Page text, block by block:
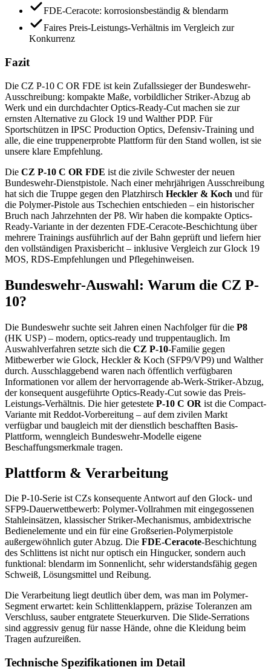
FDE-Ceracote: korrosionsbeständig & blendarm
Faires Preis-Leistungs-Verhältnis im Vergleich zur
Konkurrenz
Fazit
Die CZ P-10 C OR FDE ist kein Zufallssieger der Bundeswehr-
Ausschreibung: kompakte Maße, vorbildlicher Striker-Abzug ab
Werk und ein durchdachter Optics-Ready-Cut machen sie zur
ernsten Alternative zu Glock 19 und Walther PDP. Für
Sportschützen in IPSC Production Optics, Defensiv-Training und
alle, die eine truppenerprobte Plattform für den Stand wollen, ist sie
unsere klare Empfehlung.
Die CZ P-10 C OR FDE ist die zivile Schwester der neuen
Bundeswehr-Dienstpistole. Nach einer mehrjährigen Ausschreibung
hat sich die Truppe gegen den Platzhirsch Heckler & Koch und für
die Polymer-Pistole aus Tschechien entschieden – ein historischer
Bruch nach Jahrzehnten der P8. Wir haben die kompakte Optics-
Ready-Variante in der dezenten FDE-Ceracote-Beschichtung über
mehrere Trainings ausführlich auf der Bahn geprüft und liefern hier
den vollständigen Praxisbericht – inklusive Vergleich zur Glock 19
MOS, RDS-Empfehlungen und Pflegehinweisen.
Bundeswehr-Auswahl: Warum die CZ P-
10?
Die Bundeswehr suchte seit Jahren einen Nachfolger für die P8
(HK USP) – modern, optics-ready und truppentauglich. Im
Auswahlverfahren setzte sich die CZ P-10-Familie gegen
Mitbewerber wie Glock, Heckler & Koch (SFP9/VP9) und Walther
durch. Ausschlaggebend waren nach öffentlich verfügbaren
Informationen vor allem der hervorragende ab-Werk-Striker-Abzug,
der konsequent ausgeführte Optics-Ready-Cut sowie das Preis-
Leistungs-Verhältnis. Die hier getestete P-10 C OR ist die Compact-
Variante mit Reddot-Vorbereitung – auf dem zivilen Markt
verfügbar und baugleich mit der dienstlich beschafften Basis-
Plattform, wenngleich Bundeswehr-Modelle eigene
Beschaffungsmerkmale tragen.
Plattform & Verarbeitung
Die P-10-Serie ist CZs konsequente Antwort auf den Glock- und
SFP9-Dauerwettbewerb: Polymer-Vollrahmen mit eingegossenen
Stahleinsätzen, klassischer Striker-Mechanismus, ambidextrische
Bedienelemente und ein für eine Großserien-Polymerpistole
außergewöhnlich guter Abzug. Die FDE-Ceracote-Beschichtung
des Schlittens ist nicht nur optisch ein Hingucker, sondern auch
funktional: blendarm im Sonnenlicht, sehr widerstandsfähig gegen
Schweiß, Lösungsmittel und Reibung.
Die Verarbeitung liegt deutlich über dem, was man im Polymer-
Segment erwartet: kein Schlittenklappern, präzise Toleranzen am
Verschluss, sauber entgratete Steuerkurven. Die Slide-Serrations
sind aggressiv genug für nasse Hände, ohne die Kleidung beim
Tragen aufzureißen.
Technische Spezifikationen im Detail